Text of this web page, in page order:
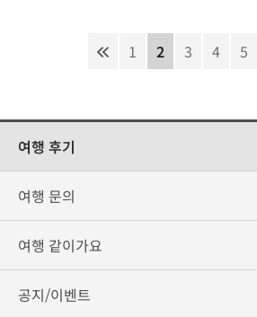
1 2 3 4 5
여행 후기
여행 문의
여행 같이가요
공지/이벤트